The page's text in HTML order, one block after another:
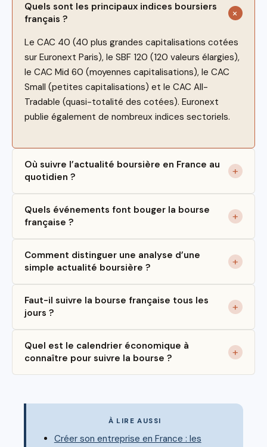
Quels sont les principaux indices boursiers
français ?
Le CAC 40 (40 plus grandes capitalisations cotées
sur Euronext Paris), le SBF 120 (120 valeurs élargies),
le CAC Mid 60 (moyennes capitalisations), le CAC
Small (petites capitalisations) et le CAC All-
Tradable (quasi-totalité des cotées). Euronext
publie également de nombreux indices sectoriels.
Où suivre l’actualité boursière en France au
quotidien ?
Quels événements font bouger la bourse
française ?
Comment distinguer une analyse d’une
simple actualité boursière ?
Faut-il suivre la bourse française tous les
jours ?
Quel est le calendrier économique à
connaître pour suivre la bourse ?
À LIRE AUSSI
Créer son entreprise en France : les